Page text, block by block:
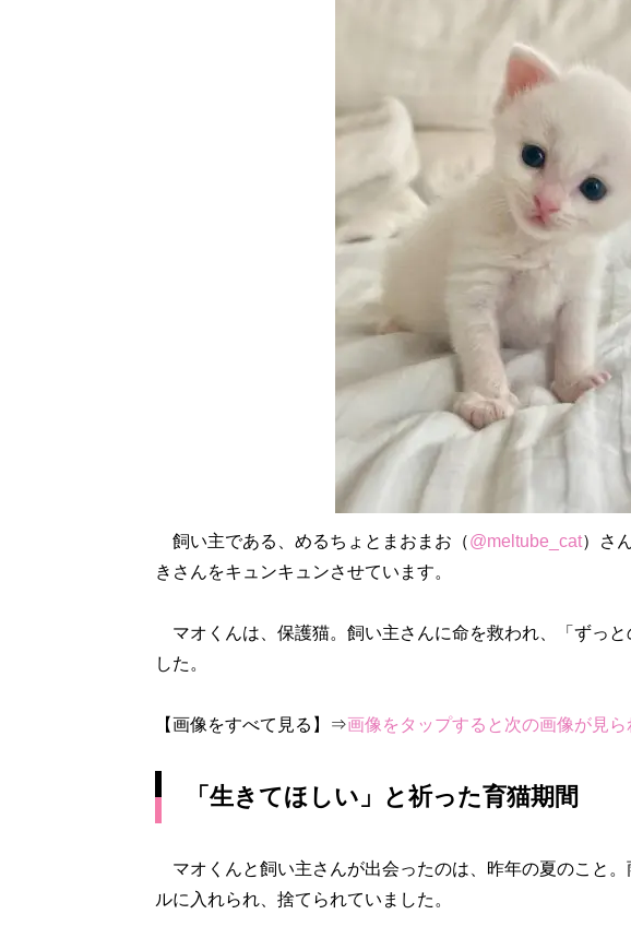
飼い主である、めるちょとまおまお（@meltube_cat）さ
きさんをキュンキュンさせています。
マオくんは、保護猫。飼い主さんに命を救われ、「ずっと
した。
【画像をすべて見る】⇒画像をタップすると次の画像が見ら
「生きてほしい」と祈った育猫期間
マオくんと飼い主さんが出会ったのは、昨年の夏のこと
ルに入れられ、捨てられていました。